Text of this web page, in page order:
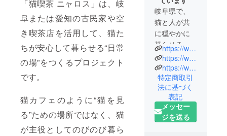
「猫喫茶 ニャロス」は、岐
阜または愛知の古民家や空
き喫茶店を活用して、猫た
ちが安心して暮らせる“日常
の場”をつくるプロジェクト
です。
猫カフェのように“猫を見
る”ための場所ではなく、猫
が主役としてのびのび暮ら
岐阜県で、
猫と人が共
に穏やかに
暮らせる社
会を目指
し、保護猫
活動団体
「ニャロ
ス」として
一時預かり
や譲渡活動
https://wwwaunder.localinfo.jp/
https://www.instagram.com/nyaros_official/
https://www.instagram.com/wwwaunderharukiya/
特定商取引
法に基づく
表記
メッセー
ジを送る